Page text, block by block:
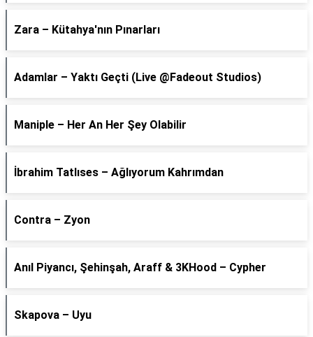
Zara – Kütahya'nın Pınarları
Adamlar – Yaktı Geçti (Live @Fadeout Studios)
Maniple – Her An Her Şey Olabilir
İbrahim Tatlıses – Ağlıyorum Kahrımdan
Contra – Zyon
Anıl Piyancı, Şehinşah, Araff & 3KHood – Cypher
Skapova – Uyu